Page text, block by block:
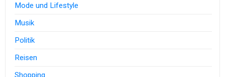
Mode und Lifestyle
Musik
Politik
Reisen
Shopping